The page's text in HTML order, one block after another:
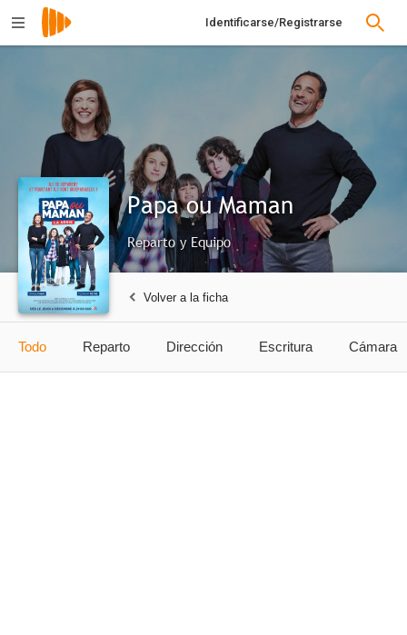
Identificarse/Registrarse
Papa ou Maman
Reparto y Equipo
Volver a la ficha
Todo Reparto Dirección Escritura Cámara